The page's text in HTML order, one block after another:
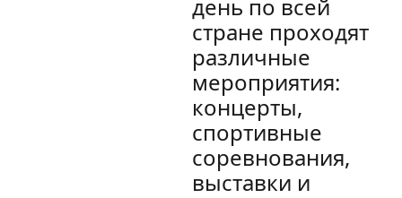
день по всей
стране проходят
различные
мероприятия:
концерты,
спортивные
соревнования,
выставки и